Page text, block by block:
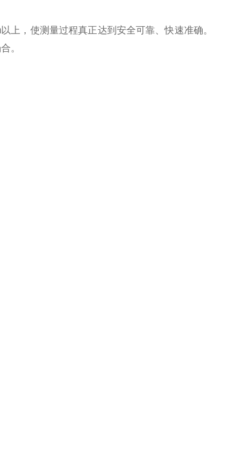
以上，使测量过程真正达到安全可靠、快速准确。
。